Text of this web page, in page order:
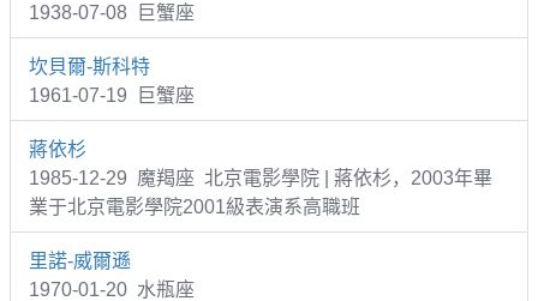
1938-07-08 巨蟹座
坎貝爾-斯科特
1961-07-19 巨蟹座
蔣依杉
1985-12-29 魔羯座 北京電影學院 | 蔣依杉，2003年畢
業于北京電影學院2001級表演系高職班
里諾-威爾遜
1970-01-20 水瓶座